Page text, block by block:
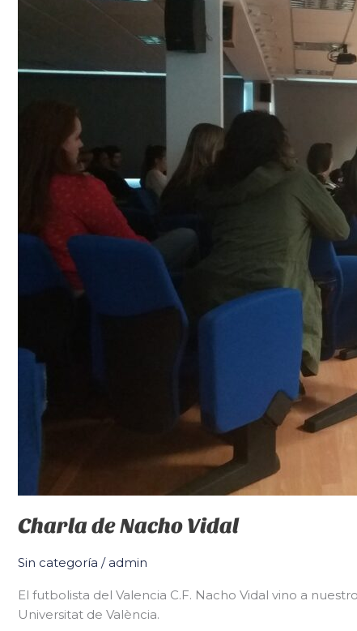
Charla de Nacho Vidal
Sin categoría / admin
El futbolista del Valencia C.F. Nacho Vidal vino a
Universitat de València.